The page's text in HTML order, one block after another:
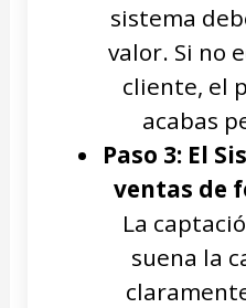
sistema
valor. Si no
cliente, el
acabas
Paso 3: El
ventas de
La
suena la